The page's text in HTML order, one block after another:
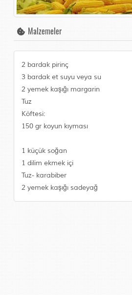
Malzemeler
2 bardak pirinç
3 bardak et suyu veya su
2 yemek kaşığı margarin
Tuz
Köftesi:
150 gr koyun kıyması
1 küçük soğan
1 dilim ekmek içi
Tuz- karabiber
2 yemek kaşığı sadeyağ